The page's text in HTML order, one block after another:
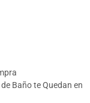
Baño te Quedan en